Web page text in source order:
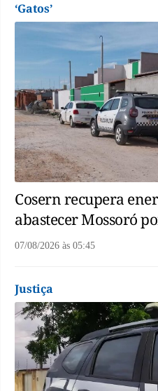
‘Gatos’
Cosern recupera
abastecer Mossoró
07/08/2026 às 05:45
Justiça